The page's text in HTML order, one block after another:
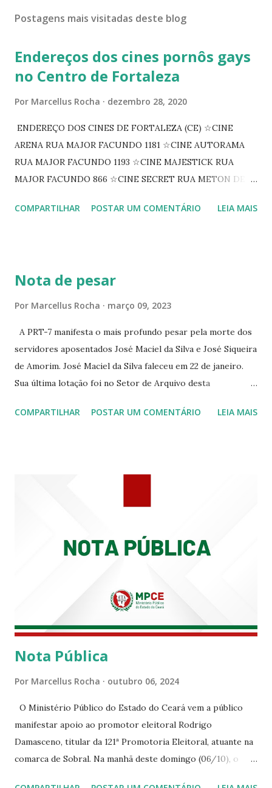
Postagens mais visitadas deste blog
Endereços dos cines pornôs gays
no Centro de Fortaleza
Por Marcellus Rocha dezembro 28, 2020
ENDEREÇO DOS CINES DE FORTALEZA (CE) ☆CINE
ARENA RUA MAJOR FACUNDO 1181 ☆CINE AUTORAMA
RUA MAJOR FACUNDO 1193 ☆CINE MAJESTICK RUA
MAJOR FACUNDO 866 ☆CINE SECRET RUA METON DE
PEIXOTO 1307 ☆CINE IRIS RUA FLORIANO PEIXOTO 1206
☆CINE VIP CLUBE RUA 24 DE MAIO 825 ☆CINE ECLIPSE
COMPARTILHAR POSTAR UM COMENTÁRIO LEIA MAIS
Nota de pesar
Por Marcellus Rocha março 09, 2023
A PRT-7 manifesta o mais profundo pesar pela morte dos
servidores aposentados José Maciel da Silva e José Siqueira
de Amorim. José Maciel da Silva faleceu em 22 de janeiro.
Sua última lotação foi no Setor de Arquivo desta
Siqueira Amorim faleceu em 28 de fevereiro e encerrou a
COMPARTILHAR POSTAR UM COMENTÁRIO LEIA MAIS
Nota Pública
Por Marcellus Rocha outubro 06, 2024
O Ministério Público do Estado do Ceará vem a público
manifestar apoio ao promotor eleitoral Rodrigo
Damasceno, titular da 121ª Promotoria Eleitoral, atuante na
comarca de Sobral. Na manhã deste domingo (06/10), o